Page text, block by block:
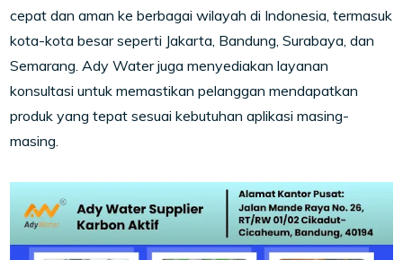
cepat dan aman ke berbagai wilayah di Indonesia, termasuk
kota-kota besar seperti Jakarta, Bandung, Surabaya, dan
Semarang. Ady Water juga menyediakan layanan
konsultasi untuk memastikan pelanggan mendapatkan
produk yang tepat sesuai kebutuhan aplikasi masing-
masing.